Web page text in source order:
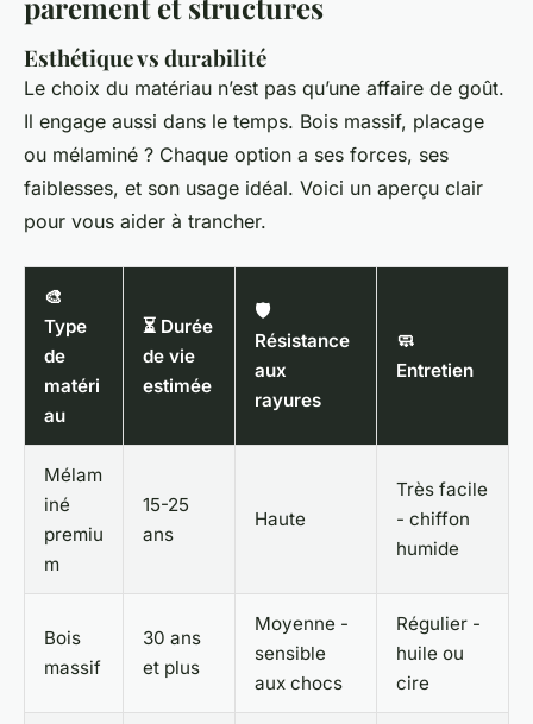
Esthétique vs durabilité
Le choix du matériau n’est pas qu’une affaire de goût.
Il engage aussi dans le temps. Bois massif, placage
ou mélaminé ? Chaque option a ses forces, ses
faiblesses, et son usage idéal. Voici un aperçu clair
pour vous aider à trancher.
🎨
Type
de
matéri
au
⏳ Durée
de vie
estimée
🛡️
Résistance
aux
rayures
🧼
Entretien
Mélam
iné
premiu
m
15-25
ans
Haute
Très facile
- chiffon
humide
Bois
massif
30 ans
et plus
Moyenne -
sensible
aux chocs
Régulier -
huile ou
cire